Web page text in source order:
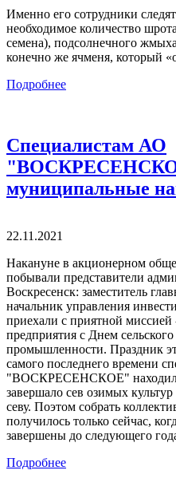
Именно его сотрудники
необходимое количество
семена), подсолнечного
конечно же ячменя, который
Подробнее
Специалистам АО
муниципальные
22.11.2021
Накануне в акционерном
побывали представители
Воскресенск: заместитель
начальник управления
приехали с приятной миссией
предприятия с Днем
промышленности. Праздник
самого последнего времени
"ВОСКРЕСЕНСКОЕ"
завершало сев озимых
севу. Поэтом собрать
получилось только сейчас,
завершены до следующего
Подробнее